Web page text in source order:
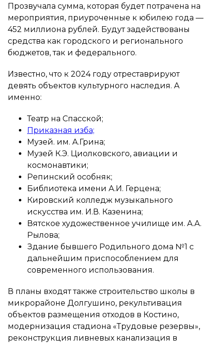
Прозвучала сумма, которая будет потрачена на
мероприятия, приуроченные к юбилею года —
452 миллиона рублей. Будут задействованы
средства как городского и регионального
бюджетов, так и федерального.
Известно, что к 2024 году отреставрируют
девять объектов культурного наследия. А
именно:
Театр на Спасской;
Приказная изба;
Музей. им. А.Грина;
Музей К.Э. Циолковского, авиации и
космонавтики;
Репинский особняк;
Библиотека имени А.И. Герцена;
Кировский колледж музыкального
искусства им. И.В. Казенина;
Вятское художественное училище им. А.А.
Рылова;
Здание бывшего Родильного дома №1 с
дальнейшим приспособлением для
современного использования.
В планы входят также строительство школы в
микрорайоне Долгушино, рекультивация
объектов размещения отходов в Костино,
модернизация стадиона «Трудовые резервы»,
реконструкция ливневых канализация в